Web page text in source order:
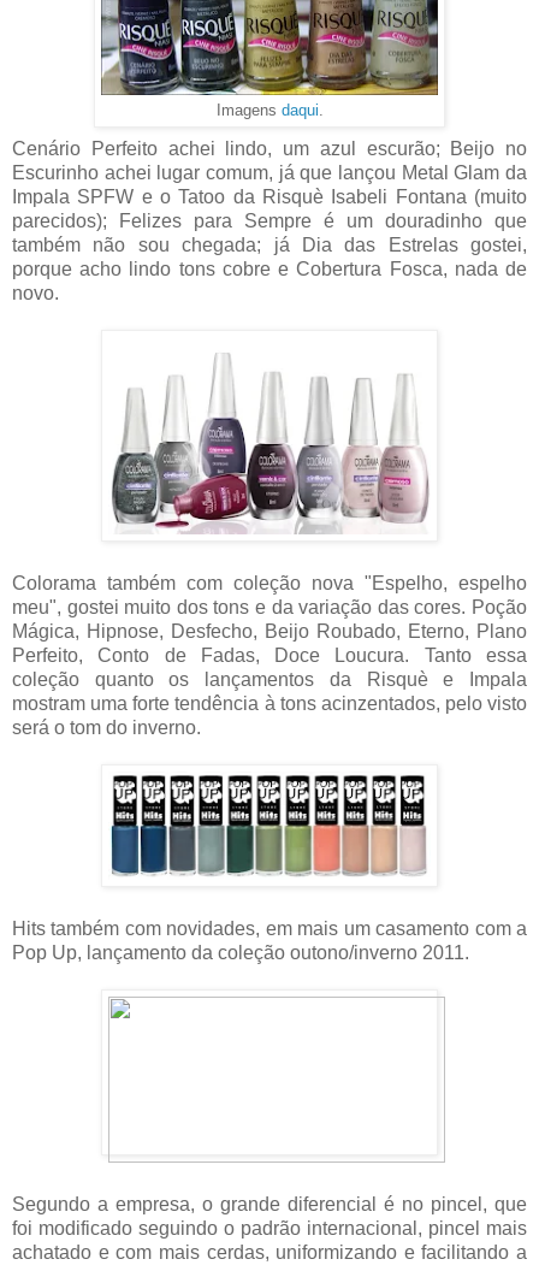
Imagens daqui.
Cenário Perfeito achei lindo, um azul escurão; Beijo no
Escurinho achei lugar comum, já que lançou Metal Glam da
Impala SPFW e o Tatoo da Risquè Isabeli Fontana (muito
parecidos); Felizes para Sempre é um douradinho que
também não sou chegada; já Dia das Estrelas gostei,
porque acho lindo tons cobre e Cobertura Fosca, nada de
novo.
Colorama também com coleção nova "Espelho, espelho
meu", gostei muito dos tons e da variação das cores. Poção
Mágica, Hipnose, Desfecho, Beijo Roubado, Eterno, Plano
Perfeito, Conto de Fadas, Doce Loucura. Tanto essa
coleção quanto os lançamentos da Risquè e Impala
mostram uma forte tendência à tons acinzentados, pelo visto
será o tom do inverno.
Hits também com novidades, em mais um casamento com a
Pop Up, lançamento da coleção outono/inverno 2011.
Segundo a empresa, o grande diferencial é no pincel, que
foi modificado seguindo o padrão internacional, pincel mais
achatado e com mais cerdas, uniformizando e facilitando a